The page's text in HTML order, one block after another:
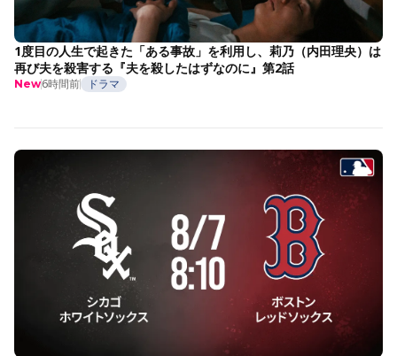
1度目の人生で起きた「ある事故」を利用し、莉乃（内田理央）は
再び夫を殺害する『夫を殺したはずなのに』第2話
New6時間前 ドラマ